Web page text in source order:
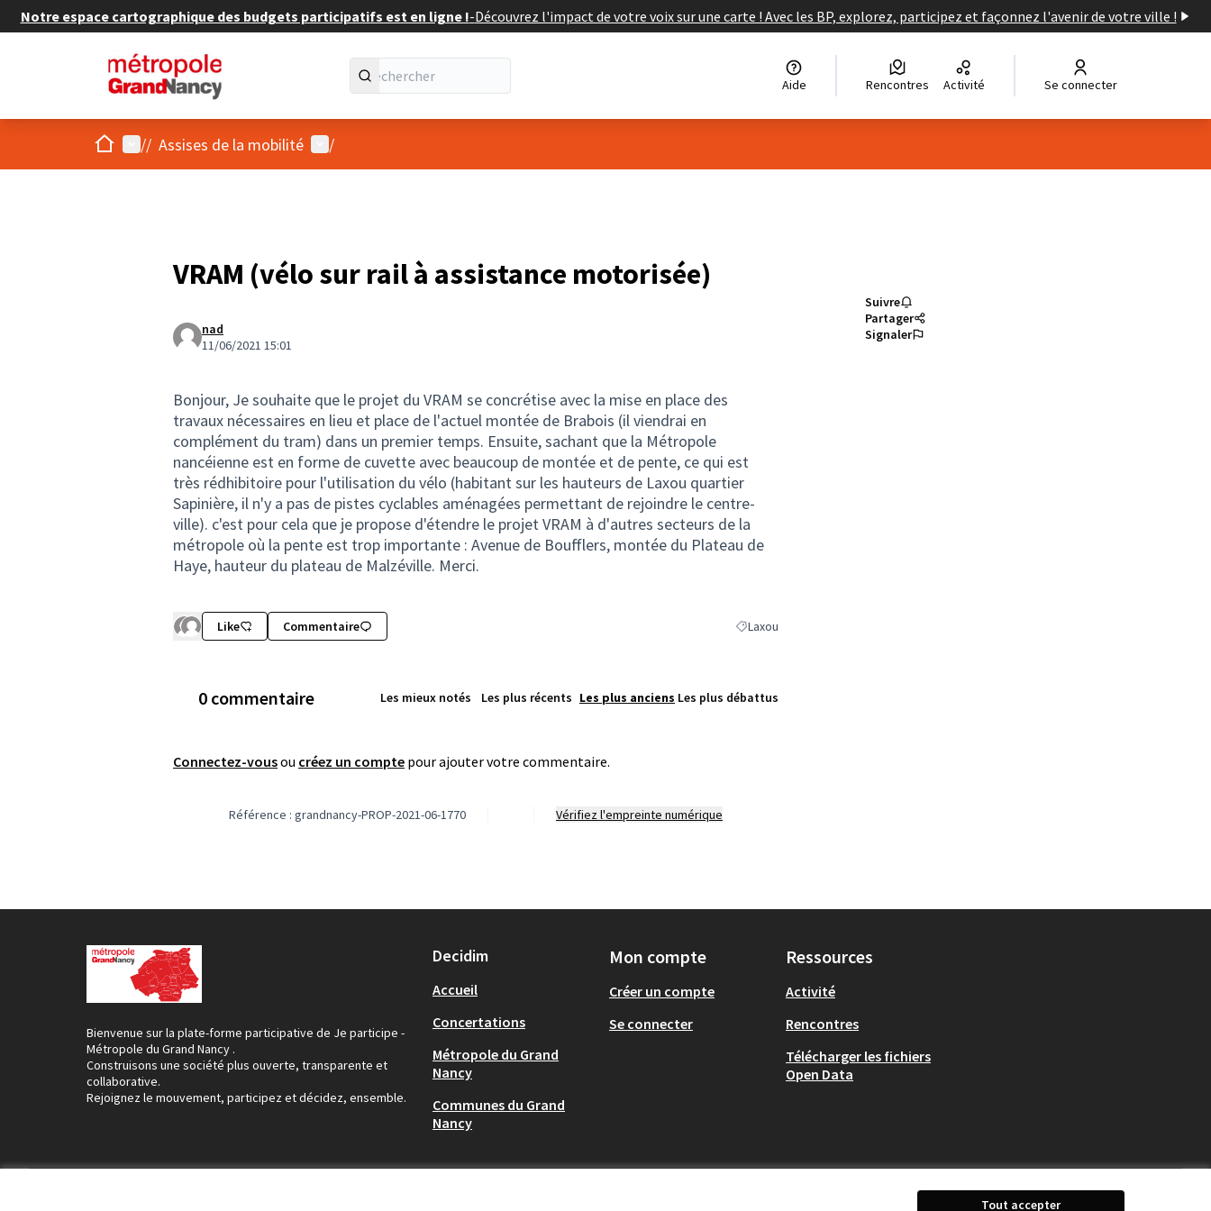
Tout accepter
Notre espace cartographique des budgets participatifs est en ligne !-Découvrez l'impact de votre voix sur une carte ! Avec les BP, explorez, participez et façonnez l'avenir de votre ville !
Aide Rencontres Activité Se connecter
AccueilMenu principal
// Assises de la mobilité Menu utilisateur
/
VRAM (vélo sur rail à assistance motorisée)
nad
11/06/2021 15:01
Bonjour, Je souhaite que le projet du VRAM se concrétise avec la mise en place des
travaux nécessaires en lieu et place de l'actuel montée de Brabois (il viendrai en
complément du tram) dans un premier temps. Ensuite, sachant que la Métropole
nancéienne est en forme de cuvette avec beaucoup de montée et de pente, ce qui est
très rédhibitoire pour l'utilisation du vélo (habitant sur les hauteurs de Laxou quartier
Sapinière, il n'y a pas de pistes cyclables aménagées permettant de rejoindre le centre-
ville). c'est pour cela que je propose d'étendre le projet VRAM à d'autres secteurs de la
métropole où la pente est trop importante : Avenue de Boufflers, montée du Plateau de
Haye, hauteur du plateau de Malzéville. Merci.
Like Commentaire Filtrer les résultats de la catégorie : Laxou
Laxou
Suivre
Partager
Signaler
0 commentaire Les mieux notés Les plus récents Les plus anciens Les plus débattus
Connectez-vousou créez un compte pour ajouter votre commentaire.
Référence : grandnancy-PROP-2021-06-1770 Vérifiez l'empreinte numérique
Bienvenue sur la plate-forme participative de Je participe -
Métropole du Grand Nancy .
Construisons une société plus ouverte, transparente et
collaborative.
Rejoignez le mouvement, participez et décidez, ensemble.
Decidim
Accueil
Concertations
Métropole du Grand
Nancy
Communes du Grand
Nancy
Mon compte
Créer un compte
Se connecter
Ressources
Activité
Rencontres
Télécharger les fichiers
Open Data